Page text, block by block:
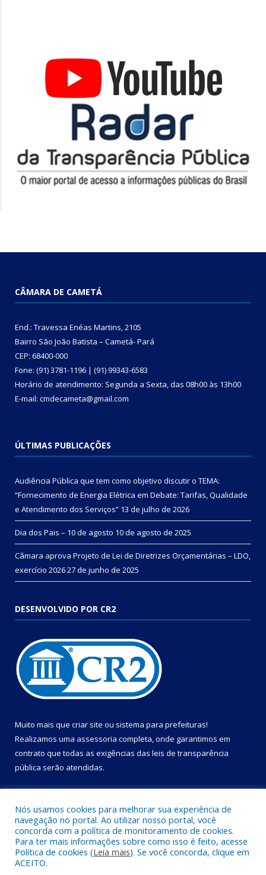
CÂMARA DE CAMETÁ
End.: Travessa Enéas Martins, 2105
Bairro São João Batista – Cametá- Pará
CEP: 68400-000
Fone: (91) 3781-1196 | (91) 99343-6583
Horário de atendimento: Segunda a Sexta, das 08h00 às 13h00
E-mail: cmdecameta@gmail.com
ÚLTIMAS PUBLICAÇÕES
Audiência Pública que tem como objetivo discutir o TEMA:
“Fornecimento de Energia Elétrica em Debate: Tarifas, Qualidade
e Atendimento dos Serviços” 13 de julho de 2026
Dia dos Pais – 10 de agosto 10 de agosto de 2025
Câmara aprova Projeto de Lei de Diretrizes Orçamentárias – LDO,
exercício 202627 de junho de 2025
DESENVOLVIDO POR CR2
Muito mais que criar site ou sistema para prefeituras!
Realizamos uma assessoria completa, onde garantimos em
contrato que todas as exigências das leis de transparência
pública serão atendidas.
Todos os direitos reservados a Câmara Municipal de Cametá.
Nós usamos cookies para melhorar sua experiência de
navegação no portal. Ao utilizar nosso portal, você
concorda com a política de monitoramento de cookies.
Para ter mais informações sobre como isso é feito, acesse
Política de cookies (Leia mais). Se você concorda, clique em
ACEITO.